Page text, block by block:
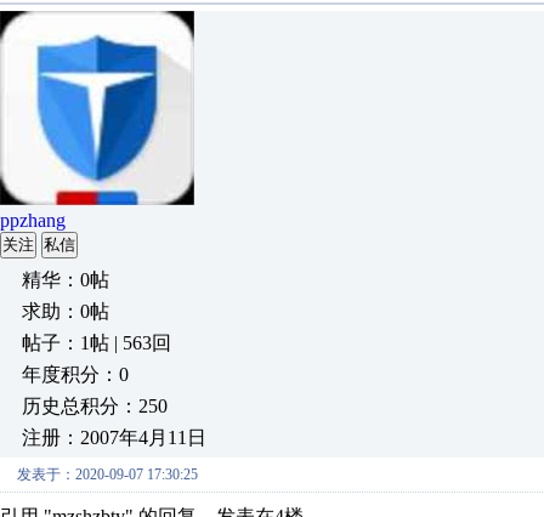
ppzhang
关注 私信
精华：0帖
求助：0帖
帖子：1帖 | 563回
年度积分：0
历史总积分：250
注册：2007年4月11日
发表于：2020-09-07 17:30:25